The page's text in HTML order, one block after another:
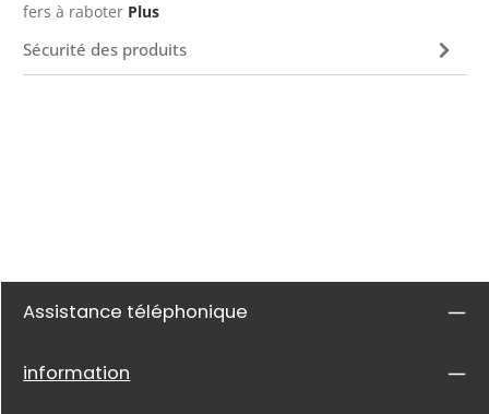
fers à raboter Plus
Sécurité des produits
Assistance téléphonique
information